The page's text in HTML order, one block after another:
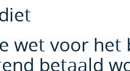
wet voor
betaald